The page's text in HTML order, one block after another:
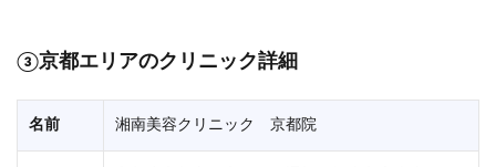
③京都エリアのクリニック詳細
名前 湘南美容クリニック 京都院